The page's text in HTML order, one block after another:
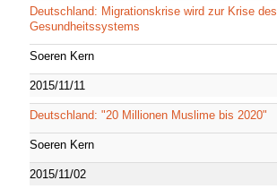
Deutschland: Migrationskrise wird zur Krise des
Gesundheitssystems
Soeren Kern
2015/11/11
Deutschland: "20 Millionen Muslime bis 2020"
Soeren Kern
2015/11/02